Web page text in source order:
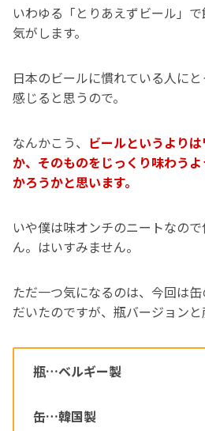
いわゆる「とりあえずビール」
気がします。
日本のビールに慣れている人に
感じると思うので。
なんかこう、 ビールというより
か、そのものをじっくり味わう
かろうかと思います。
いや僕は味オンチのニートなの
ん。はいすみません。
ただ一つ気になるのは、今回は
だいたのですが、瓶バージョンと
瓶…ベルギー製
缶…韓国製